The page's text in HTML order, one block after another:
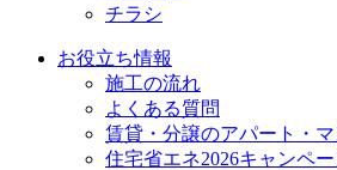
チラシ
お役立ち情報
施工の流れ
よくある質問
賃貸・分譲のアパート・
住宅省エネ2026キャンペ